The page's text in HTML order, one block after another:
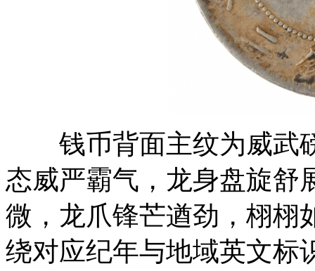
钱币背面主纹为威武
态威严霸气，龙身盘旋舒
微，龙爪锋芒遒劲，栩栩
绕对应纪年与地域英文标